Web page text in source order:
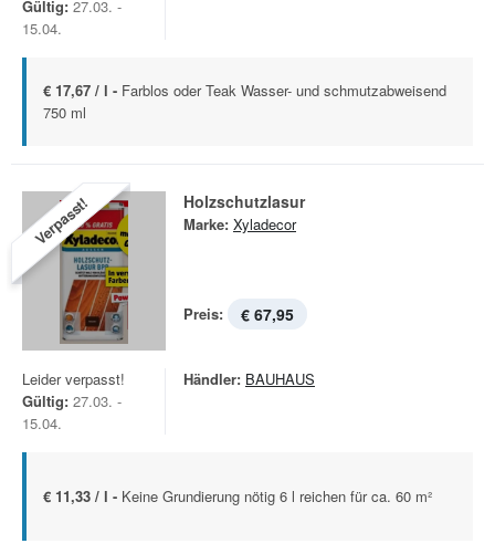
Gültig: 27.03. -
15.04.
€ 17,67 / l - Farblos oder Teak Wasser- und schmutzabweisend
750 ml
Verpasst! Holzschutzlasur
Marke: Xyladecor
Preis: € 67,95
Leider verpasst!
Gültig: 27.03. -
15.04.
Händler: BAUHAUS
€ 11,33 / l - Keine Grundierung nötig 6 l reichen für ca. 60 m²